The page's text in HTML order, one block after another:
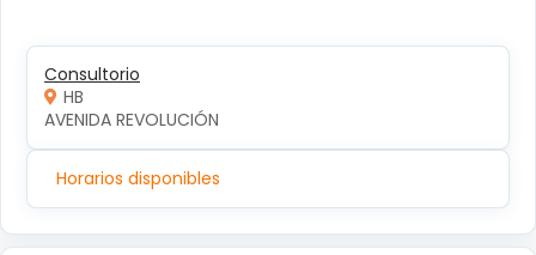
Consultorio
HB
AVENIDA REVOLUCIÓN
Horarios disponibles